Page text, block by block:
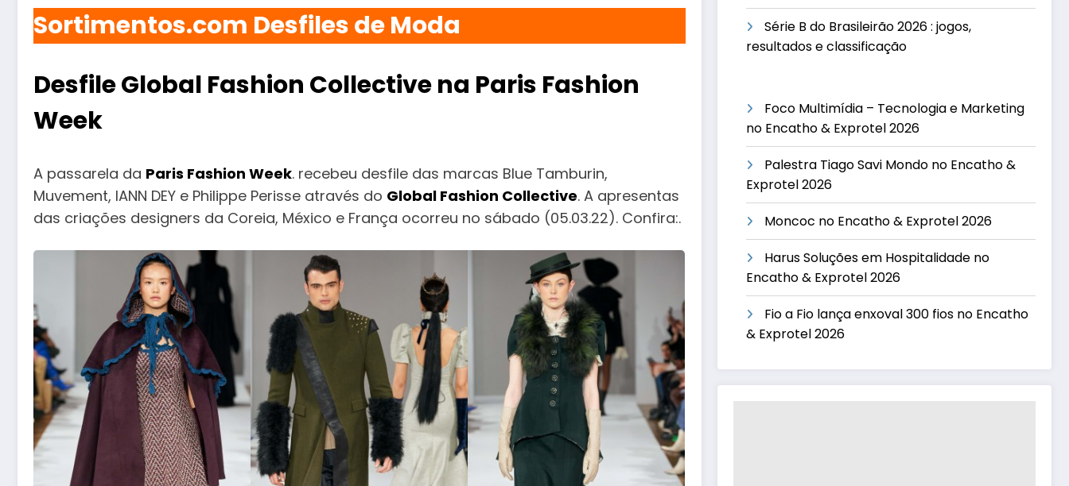
Sortimentos.com Desfiles de Moda
Desfile Global Fashion Collective na Paris Fashion
Week
A passarela da Paris Fashion Week. recebeu desfile das marcas Blue Tamburin,
Muvement, IANN DEY e Philippe Perisse através do Global Fashion Collective. A apresentas
das criações designers da Coreia, México e França ocorreu no sábado (05.03.22). Confira:.
Série B do Brasileirão 2026 : jogos,
resultados e classificação
Foco Multimídia – Tecnologia e Marketing
no Encatho & Exprotel 2026
Palestra Tiago Savi Mondo no Encatho &
Exprotel 2026
Moncoc no Encatho & Exprotel 2026
Harus Soluções em Hospitalidade no
Encatho & Exprotel 2026
Fio a Fio lança enxoval 300 fios no Encatho
& Exprotel 2026